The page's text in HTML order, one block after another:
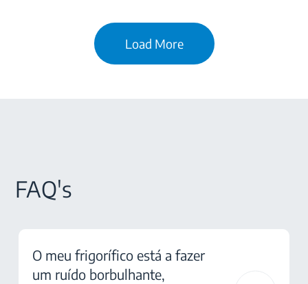
Load More
FAQ's
O meu frigorífico está a fazer
um ruído borbulhante,